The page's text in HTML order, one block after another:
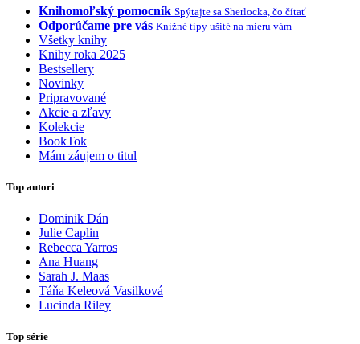
Knihomoľský pomocník Spýtajte sa Sherlocka, čo čítať
Odporúčame pre vás Knižné tipy ušité na mieru vám
Všetky knihy
Knihy roka 2025
Bestsellery
Novinky
Pripravované
Akcie a zľavy
Kolekcie
BookTok
Mám záujem o titul
Top autori
Dominik Dán
Julie Caplin
Rebecca Yarros
Ana Huang
Sarah J. Maas
Táňa Keleová Vasilková
Lucinda Riley
Top série